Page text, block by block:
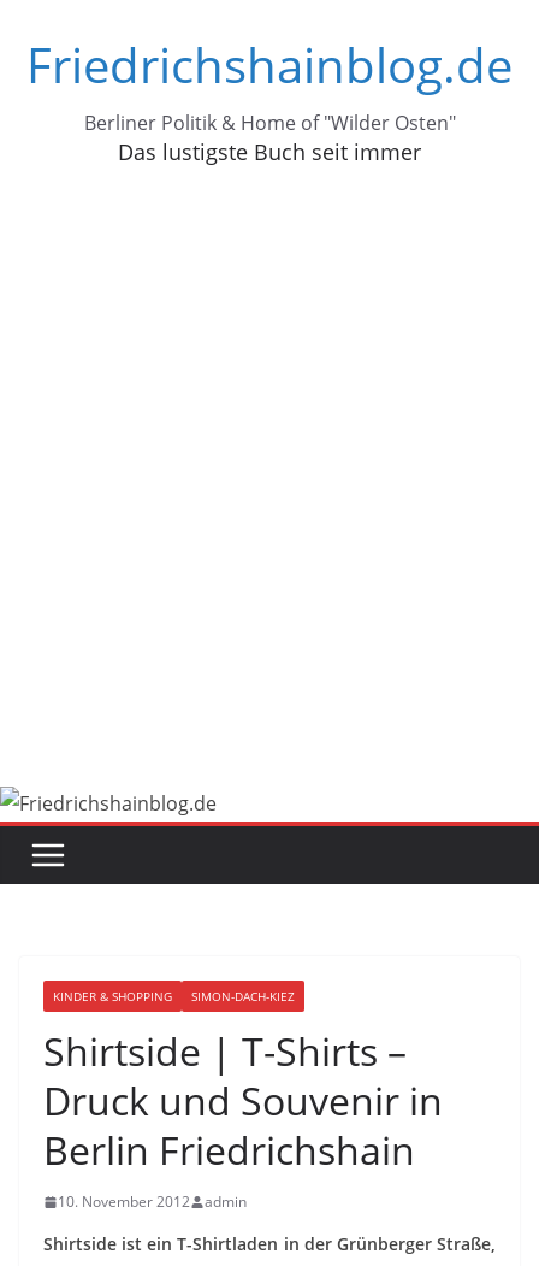
Inhalt
springen
Friedrichshainblog.de
Berliner Politik & Home of "Wilder Osten"
Das lustigste Buch seit immer
KINDER & SHOPPING SIMON-DACH-KIEZ
Shirtside | T-Shirts –
Druck und Souvenir in
Berlin Friedrichshain
10. November 2012 admin
Shirtside ist ein T-Shirtladen in der Grünberger Straße,